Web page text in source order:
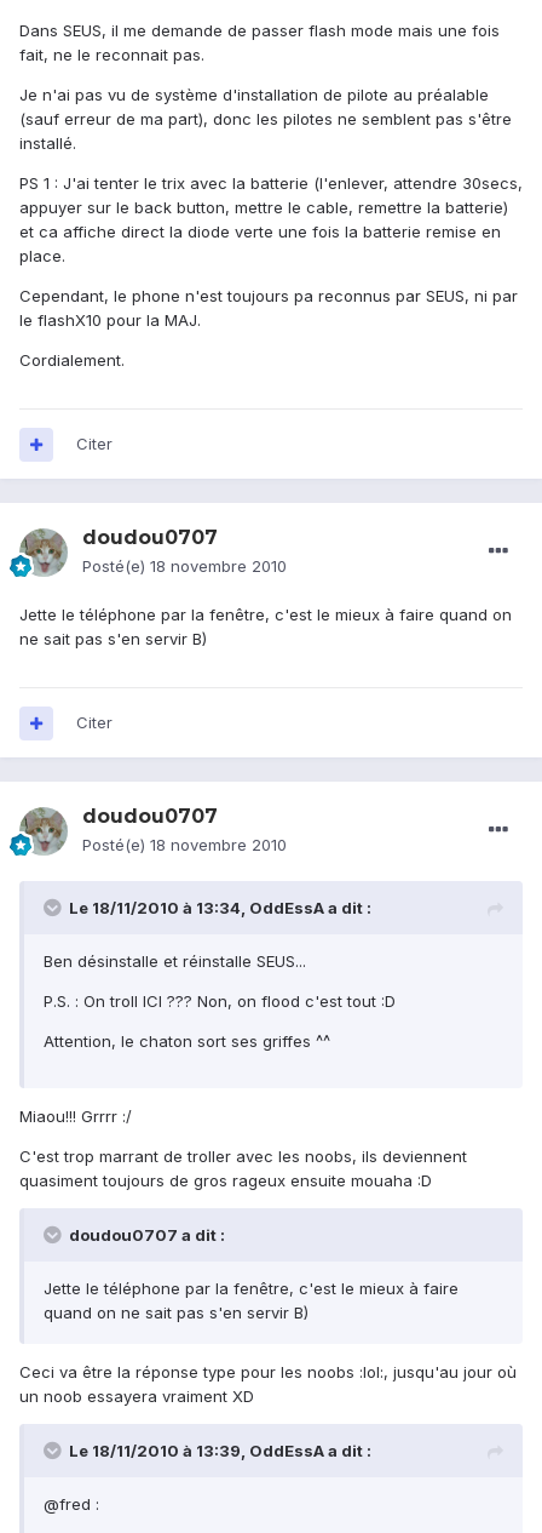
Dans SEUS, il me demande de passer flash mode mais une fois
fait, ne le reconnait pas.
Je n'ai pas vu de système d'installation de pilote au préalable
(sauf erreur de ma part), donc les pilotes ne semblent pas s'être
installé.
PS 1 : J'ai tenter le trix avec la batterie (l'enlever, attendre 30secs,
appuyer sur le back button, mettre le cable, remettre la batterie)
et ca affiche direct la diode verte une fois la batterie remise en
place.
Cependant, le phone n'est toujours pa reconnus par SEUS, ni par
le flashX10 pour la MAJ.
Cordialement.
Citer
doudou0707
Posté(e) 18 novembre 2010
Jette le téléphone par la fenêtre, c'est le mieux à faire quand on
ne sait pas s'en servir B)
Citer
doudou0707
Posté(e) 18 novembre 2010
Le 18/11/2010 à 13:34, OddEssA a dit :
Ben désinstalle et réinstalle SEUS...
P.S. : On troll ICI ??? Non, on flood c'est tout :D
Attention, le chaton sort ses griffes ^^
Miaou!!! Grrrr :/
C'est trop marrant de troller avec les noobs, ils deviennent
quasiment toujours de gros rageux ensuite mouaha :D
doudou0707 a dit :
Jette le téléphone par la fenêtre, c'est le mieux à faire
quand on ne sait pas s'en servir B)
Ceci va être la réponse type pour les noobs :lol:, jusqu'au jour où
un noob essayera vraiment XD
Le 18/11/2010 à 13:39, OddEssA a dit :
@fred :